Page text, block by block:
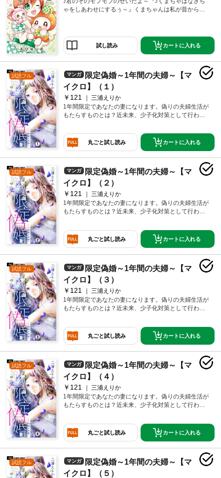
ゃをしあわせにするぅ～』くまちゃんは私が昔から大
ためた“おままごとセット”のたまごから、くまちゃの
妹・たまちゃんがたん生★☆ 「ちゃ～♪」しかしゃべ
みたい♪ サイコ～に天然でかわいいこの2人、癒やし
度も前巻比200％増しですッ！！（※当社調べ）
試し読み カートに入れる
試読フル マンガ
限定偽婚～1年間の夫婦～【マ
イクロ】（１）
￥121
三浦えりか
1年間限定であなたの妻になります。偽りの夫婦生活が
もたらすものとは？近未来、少子化対策として行われ
丸ごと試し読み カートに入れる
試読フル マンガ
限定偽婚～1年間の夫婦～【マ
イクロ】（２）
￥121
三浦えりか
1年間限定であなたの妻になります。偽りの夫婦生活が
もたらすものとは？近未来、少子化対策として行われ
丸ごと試し読み カートに入れる
試読フル マンガ
限定偽婚～1年間の夫婦～【マ
イクロ】（３）
￥121
三浦えりか
1年間限定であなたの妻になります。偽りの夫婦生活が
もたらすものとは？近未来、少子化対策として行われ
丸ごと試し読み カートに入れる
試読フル マンガ
限定偽婚～1年間の夫婦～【マ
イクロ】（４）
￥121
三浦えりか
1年間限定であなたの妻になります。偽りの夫婦生活が
もたらすものとは？近未来、少子化対策として行われ
丸ごと試し読み カートに入れる
試読フル マンガ
限定偽婚～1年間の夫婦～【マ
イクロ】（５）